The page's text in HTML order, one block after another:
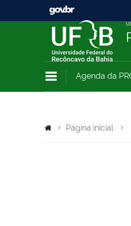
Agenda da
Página inicial